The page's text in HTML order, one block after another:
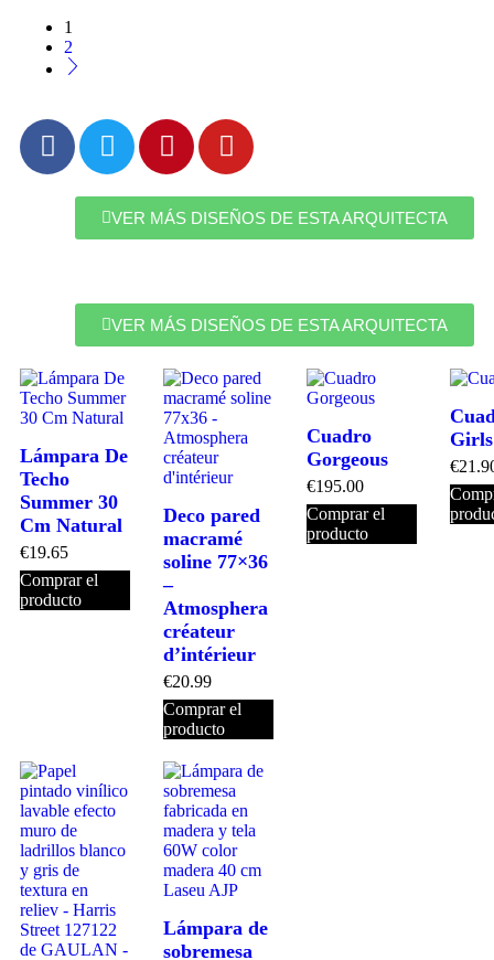
1
2
VER MÁS DISEÑOS DE ESTA ARQUITECTA
VER MÁS DISEÑOS DE ESTA ARQUITECTA
Lámpara De
Techo
Summer 30
Cm Natural
€19.65
Comprar el
producto
Deco pared
macramé
soline 77×36
–
Atmosphera
créateur
d’intérieur
€20.99
Comprar el
producto
Cuadro
Gorgeous
€195.00
Comprar el
producto
Girls
€
Lámpara de
sobremesa